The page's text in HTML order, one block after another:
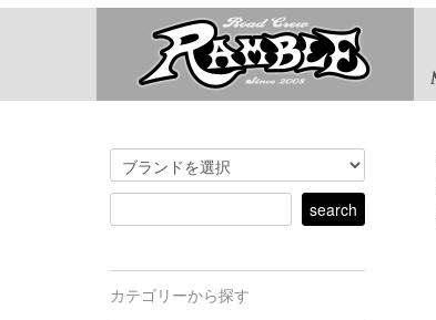
カテゴリーから探す